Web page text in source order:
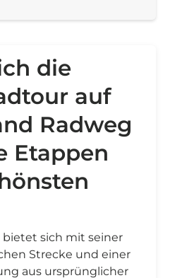
die
auf
Radweg
Etappen
bietet sich mit seiner
Strecke und einer
aus ursprünglicher